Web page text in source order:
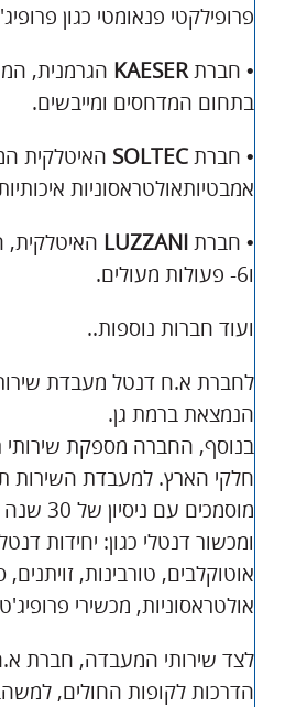
פרופילקטי פנאומטי כגון
• חברתKAESER הגרמנית,
בתחום המדחסים ומייבשים.
• חברתSOLTEC האיטלקית
אמבטיותאולטראסוניות
• חברתLUZZANI
ו6- פעולות מעולים.
ועוד חברות נוספות..
לחברת א.ח דנטל מעבדת
הנמצאת ברמת גן.
בנוסף, החברה מספקת שירותי
מוסמכים עם
ומכשור דנטלי כגון: יחידות
אוטוקלבים, טורבינות,
אולטראסוניות, מכשירי
לצד שירותי המעבדה, חברת
הדרכות לקופות החולים,